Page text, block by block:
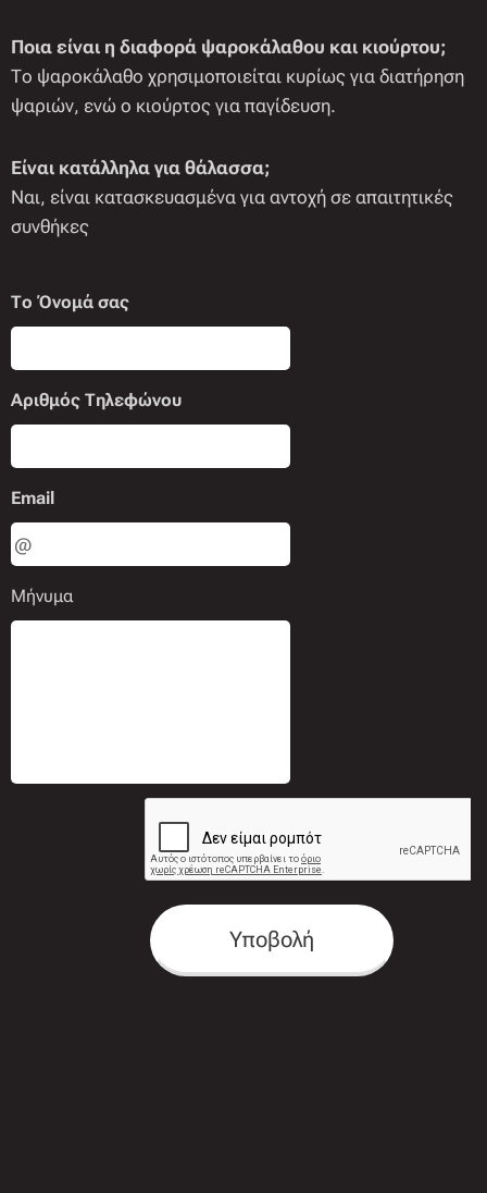
Ποια είναι η διαφορά ψαροκάλαθου και κιούρτου;
Το ψαροκάλαθο χρησιμοποιείται κυρίως για διατήρηση
ψαριών, ενώ ο κιούρτος για παγίδευση.
Είναι κατάλληλα για θάλασσα;
Ναι, είναι κατασκευασμένα για αντοχή σε απαιτητικές
συνθήκες
Το Όνομά σας
Αριθμός Τηλεφώνου
Email
Μήνυμα
Υποβολή